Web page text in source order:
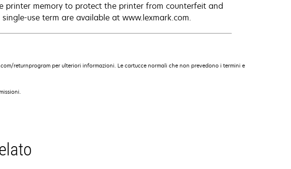
printer memory to protect the printer from counterfeit and
use term are available at www.lexmark.com.
returnprogram per ulteriori informazioni. Le cartucce normali che non prevedono i termini e